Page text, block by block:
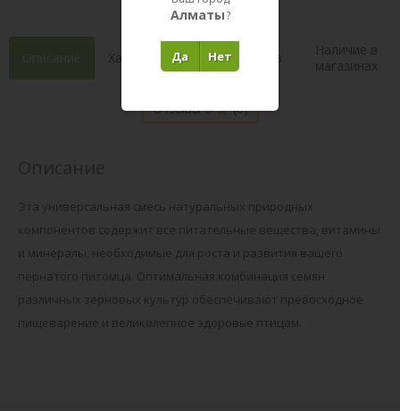
Описание Характеристики Состав
Наличие в
магазинах
Отзывы 0 (0)
Эта универсальная смесь натуральных природных
компонентов содержит все питательные вещества, витамины
и минералы, необходимые для роста и развития вашего
пернатого питомца. Оптимальная комбинация семян
различных зерновых культур обеспечивают превосходное
пищеварение и великолепное здоровье птицам.
Алматы?
Нет
Да